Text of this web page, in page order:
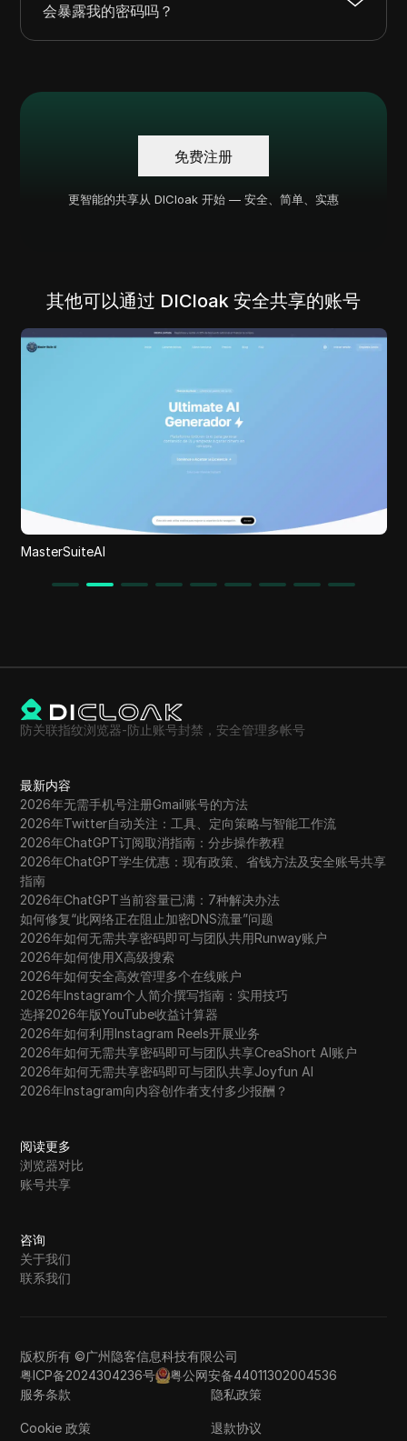
会暴露我的密码吗？
免费注册
更智能的共享从 DICloak 开始 — 安全、简单、实惠
其他可以通过 DICloak 安全共享的账号
MasterSuiteAI
防关联指纹浏览器-防止账号封禁，安全管理多帐号
最新内容
2026年无需手机号注册Gmail账号的方法
2026年Twitter自动关注：工具、定向策略与智能工作流
2026年ChatGPT订阅取消指南：分步操作教程
2026年ChatGPT学生优惠：现有政策、省钱方法及安全账号共享
指南
2026年ChatGPT当前容量已满：7种解决办法
如何修复“此网络正在阻止加密DNS流量”问题
2026年如何无需共享密码即可与团队共用Runway账户
2026年如何使用X高级搜索
2026年如何安全高效管理多个在线账户
2026年Instagram个人简介撰写指南：实用技巧
选择2026年版YouTube收益计算器
2026年如何利用Instagram Reels开展业务
2026年如何无需共享密码即可与团队共享CreaShort AI账户
2026年如何无需共享密码即可与团队共享Joyfun AI
2026年Instagram向内容创作者支付多少报酬？
阅读更多
浏览器对比
账号共享
咨询
关于我们
联系我们
版权所有 ©广州隐客信息科技有限公司
粤ICP备2024304236号
粤公网安备44011302004536
服务条款
隐私政策
Cookie 政策 退款协议